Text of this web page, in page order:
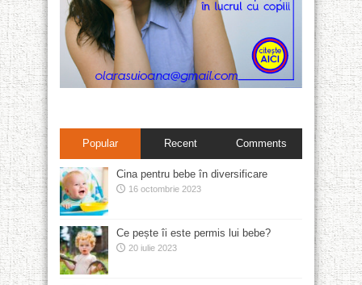
Popular Recent Comments
Cina pentru bebe în diversificare
16 octombrie 2023
Ce pește îi este permis lui bebe?
20 iulie 2023